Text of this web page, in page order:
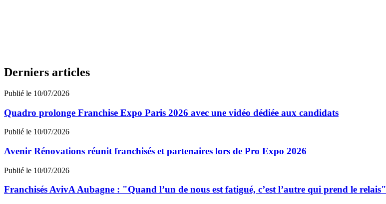
Derniers articles
Publié le 10/07/2026
Quadro prolonge Franchise Expo Paris 2026 avec une vidéo dédiée aux candidats
Publié le 10/07/2026
Avenir Rénovations réunit franchisés et partenaires lors de Pro Expo 2026
Publié le 10/07/2026
Franchisés AvivA Aubagne : "Quand l’un de nous est fatigué, c’est l’autre qui prend le relais"